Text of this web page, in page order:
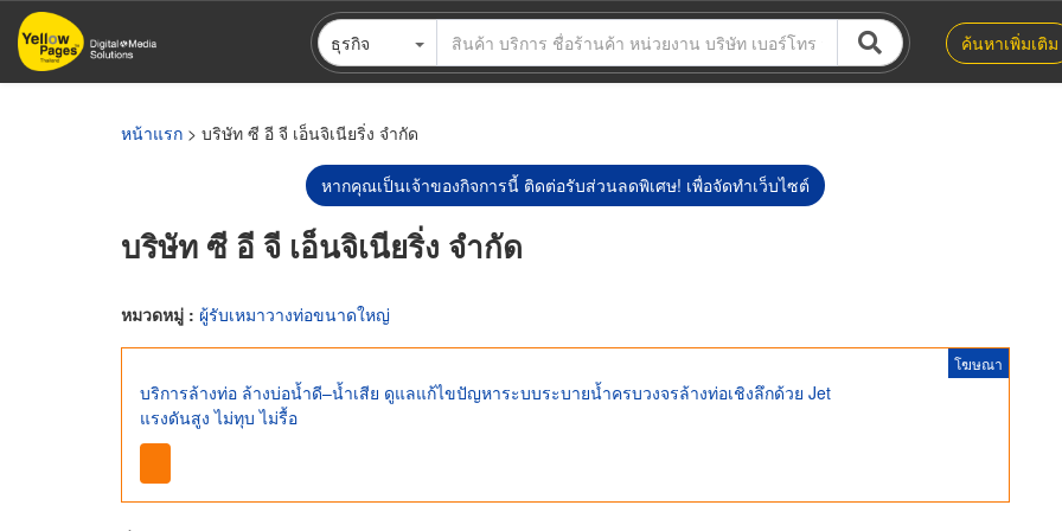
ข้าม
ไป
ธุรกิจ ค้นหาเพิ่มเติม
หน้าแรก > บริษัท ซี อี จี เอ็นจิเนียริ่ง จำกัด
หากคุณเป็นเจ้าของกิจการนี้ ติดต่อรับส่วนลดพิเศษ! เพื่อจัดทำเว็บไซต์
บริษัท ซี อี จี เอ็นจิเนียริ่ง จำกัด
หมวดหมู่ : ผู้รับเหมาวางท่อขนาดใหญ่
โฆษณา
บริการล้างท่อ ล้างบ่อน้ำดี–น้ำเสีย ดูแลแก้ไขปัญหาระบบระบายน้ำครบวงจรล้างท่อเชิงลึกด้วย Jet
แรงดันสูง ไม่ทุบ ไม่รื้อ